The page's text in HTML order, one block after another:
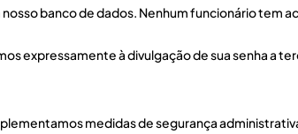
banco de dados. Nenhum funcionário tem
expressamente à divulgação de sua senha a
medidas de segurança